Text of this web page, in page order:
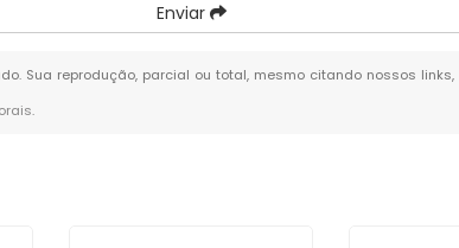
Enviar
Sua reprodução, parcial ou total, mesmo citando nossos
.